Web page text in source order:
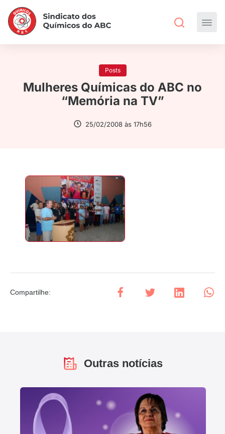
Posts
Mulheres Químicas do ABC no
“Memória na TV”
25/02/2008 às 17h56
Compartilhe:
Outras notícias